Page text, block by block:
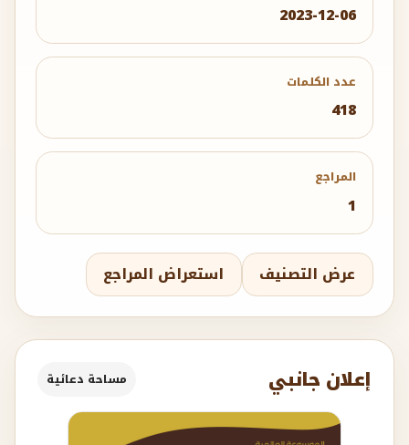
2023-12-06
عدد الكلمات
418
المراجع
1
عرض التصنيف استعراض المراجع
إعلان جانبي مساحة دعائية